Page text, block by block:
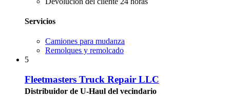
Servicios
Camiones para mudanza
Remolques y remolcado
5
Fleetmasters Truck Repair LLC
Distribuidor de U-Haul del vecindario